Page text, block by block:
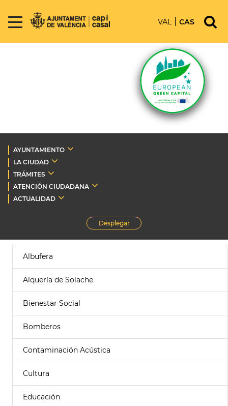
VAL CAS
AYUNTAMIENTO
LA CIUDAD
TRÁMITES
ATENCIÓN CIUDADANA
ACTUALIDAD
Desplegar
Albufera
Alquería de Solache
Bienestar Social
Bomberos
Contaminación Acústica
Cultura
Educación